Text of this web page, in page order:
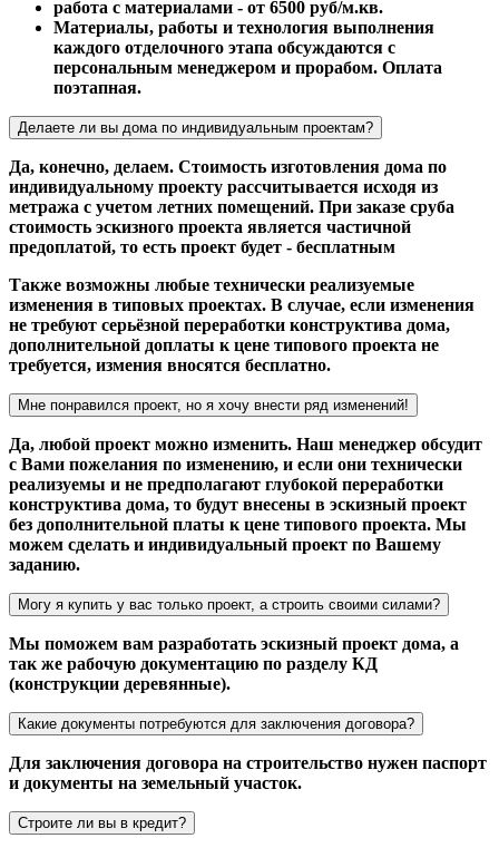
работа с материалами - от 6500 руб/м.кв.
Материалы, работы и технология выполнения
каждого отделочного этапа обсуждаются с
персональным менеджером и прорабом. Оплата
поэтапная.
Делаете ли вы дома по индивидуальным проектам?
Да, конечно, делаем. Стоимость изготовления дома по
индивидуальному проекту рассчитывается исходя из
метража с учетом летних помещений. При заказе сруба
стоимость эскизного проекта является частичной
предоплатой, то есть проект будет - бесплатным
Также возможны любые технически реализуемые
изменения в типовых проектах. В случае, если изменения
не требуют серьёзной переработки конструктива дома,
дополнительной доплаты к цене типового проекта не
требуется, измения вносятся бесплатно.
Мне понравился проект, но я хочу внести ряд изменений!
Да, любой проект можно изменить. Наш менеджер обсудит
с Вами пожелания по изменению, и если они технически
реализуемы и не предполагают глубокой переработки
конструктива дома, то будут внесены в эскизный проект
без дополнительной платы к цене типового проекта. Мы
можем сделать и индивидуальный проект по Вашему
заданию.
Могу я купить у вас только проект, а строить своими силами?
Мы поможем вам разработать эскизный проект дома, а
так же рабочую документацию по разделу КД
(конструкции деревянные).
Какие документы потребуются для заключения договора?
Для заключения договора на строительство нужен паспорт
и документы на земельный участок.
Строите ли вы в кредит?